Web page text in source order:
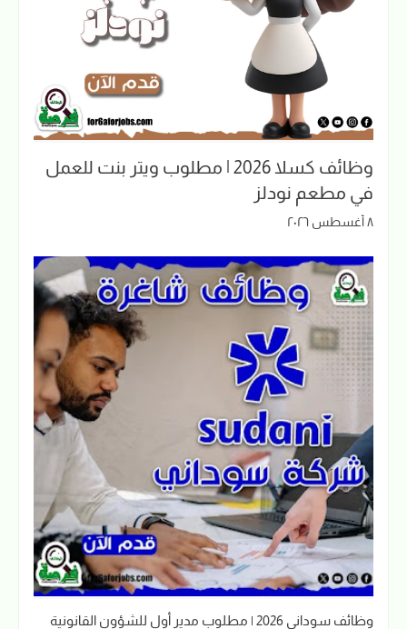
وظائف كسلا 2026 | مطلوب ويتر بنت للعمل
في مطعم نودلز
٨ أغسطس ٢٠٢٦
وظائف سوداني 2026 | مطلوب مدير أول للشؤون القانونية